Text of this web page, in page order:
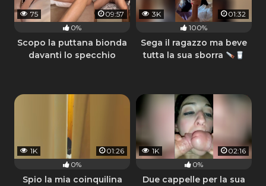
75
09:57
0%
Scopo la puttana bionda
davanti lo specchio
3K
01:32
100%
Sega il ragazzo ma beve
tutta la sua sborra
1K
01:26
0%
Spio la mia coinquilina
1K
02:16
0%
Due cappelle per la sua